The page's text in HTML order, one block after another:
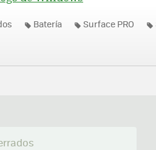
Batería Surface PRO